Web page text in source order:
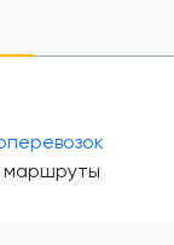
маршруты